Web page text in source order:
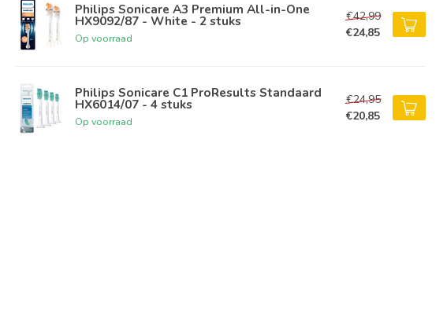
Philips Sonicare A3 Premium All-in-One
HX9092/87 - White - 2 stuks
Op voorraad
€42,99
€24,85
Philips Sonicare C1 ProResults Standaard
HX6014/07 - 4 stuks
Op voorraad
€24,95
€20,85